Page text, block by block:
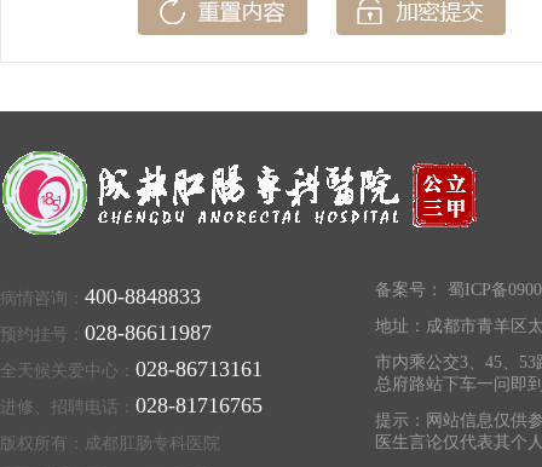
病情咨询： 400-8848833
预约挂号： 028-86611987
全天候关爱中心： 028-86713161
进修、招聘电话： 028-81716765
版权所有：成都肛肠专科医院
备案号：
蜀ICP备
地址：成都市青羊区
市内乘公交3、45、
总府路站下车一问即
提示：网站信息仅供
医生言论仅代表其个